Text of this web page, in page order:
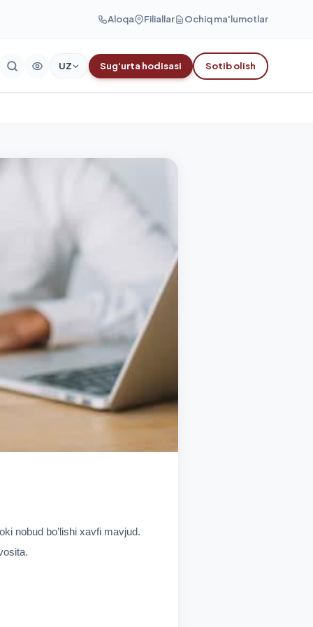
Aloqa Filiallar Ochiq ma'lumotlar
UZ Sug‘urta hodisasi Sotib olish
nobud bo’lishi xavfi mavjud.